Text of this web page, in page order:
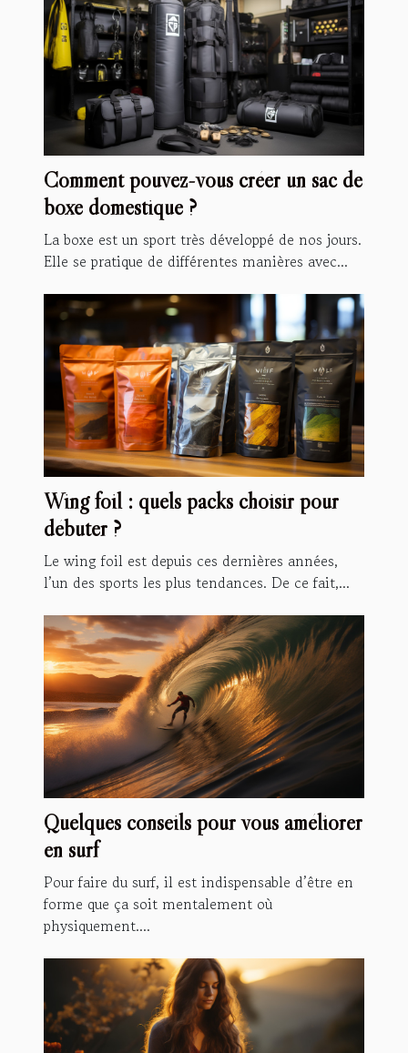
Comment pouvez-vous créer un sac de
boxe domestique ?
La boxe est un sport très développé de nos jours.
Elle se pratique de différentes manières avec...
Wing foil : quels packs choisir pour
débuter ?
Le wing foil est depuis ces dernières années,
l’un des sports les plus tendances. De ce fait,...
Quelques conseils pour vous améliorer
en surf
Pour faire du surf, il est indispensable d’être en
forme que ça soit mentalement où
physiquement....